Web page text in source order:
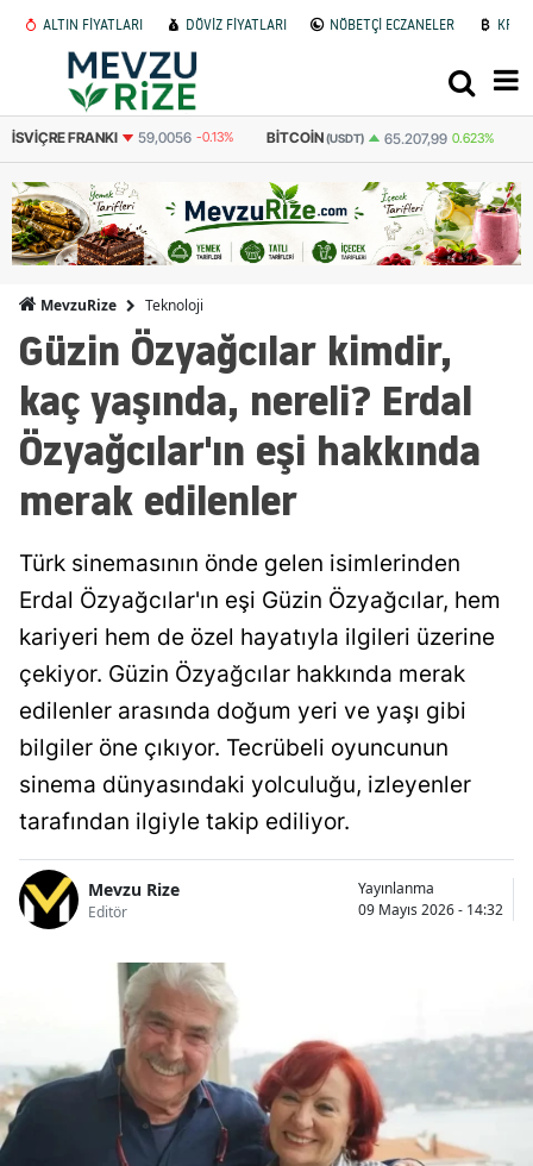
ALTIN FİYATLARI DÖVİZ FİYATLARI NÖBETÇİ ECZANELER
İSVIÇRE FRANKI 59,0056 -0.13% BITCOIN(USDT) 65.207,99 0.623%
MevzuRize Teknoloji
Güzin Özyağcılar kimdir,
kaç yaşında, nereli? Erdal
Özyağcılar'ın eşi hakkında
merak edilenler
Türk sinemasının önde gelen isimlerinden
Erdal Özyağcılar'ın eşi Güzin Özyağcılar, hem
kariyeri hem de özel hayatıyla ilgileri üzerine
çekiyor. Güzin Özyağcılar hakkında merak
edilenler arasında doğum yeri ve yaşı gibi
bilgiler öne çıkıyor. Tecrübeli oyuncunun
sinema dünyasındaki yolculuğu, izleyenler
tarafından ilgiyle takip ediliyor.
Mevzu Rize
Editör
Yayınlanma
09 Mayıs 2026 - 14:32